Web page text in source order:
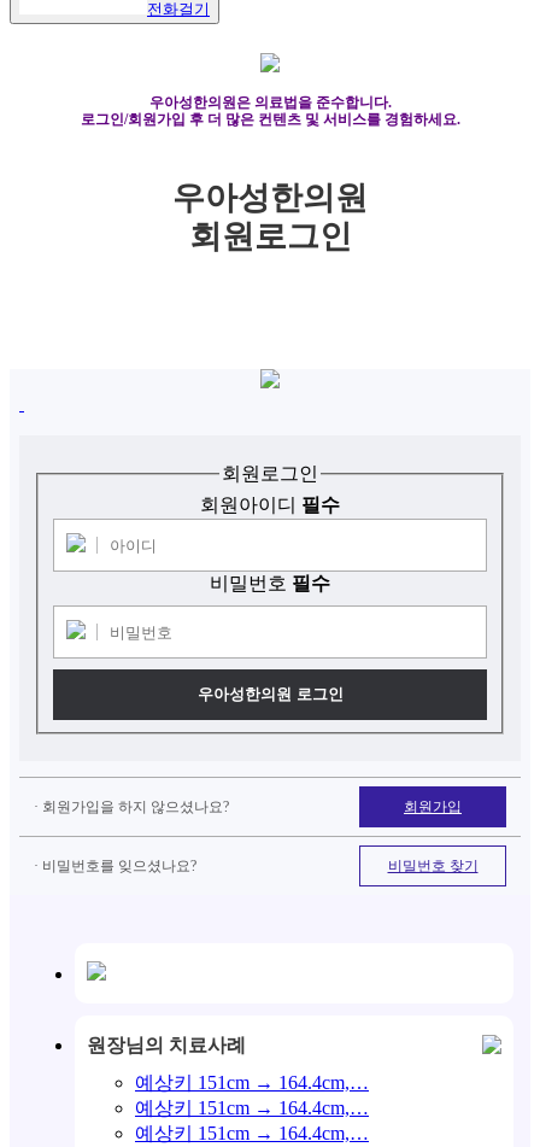
전화걸기
우아성한의원은 의료법을 준수합니다.
로그인/회원가입 후 더 많은 컨텐츠 및 서비스를 경험하세요.
우아성한의원
회원로그인
회원로그인
회원아이디 필수
비밀번호 필수
우아성한의원 로그인
· 회원가입을 하지 않으셨나요? 회원가입
· 비밀번호를 잊으셨나요? 비밀번호 찾기
원장님의 치료사례
예상키 151cm → 164.4cm,…
예상키 151cm → 164.4cm,…
예상키 151cm → 164.4cm,…